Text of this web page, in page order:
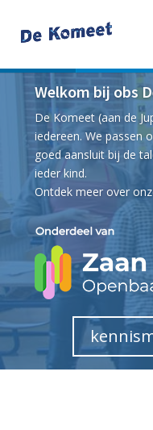
Welkom bij obs
De Komeet (aan de
iedereen. We passen
goed aansluit bij de
ieder kind.
Ontdek meer over